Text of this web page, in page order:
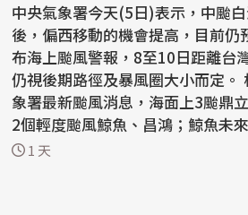
中央氣象署今天(5日)表示，中颱
後，偏西移動的機會提高，目前仍
布海上颱風警報，8至10日距離台
仍視後期路徑及暴風圈大小而定。 根據今天下午中央氣
象署最新颱風消息，海面上3颱鼎
2個輕度颱風鯨魚、昌鴻；鯨魚未
島...1 天